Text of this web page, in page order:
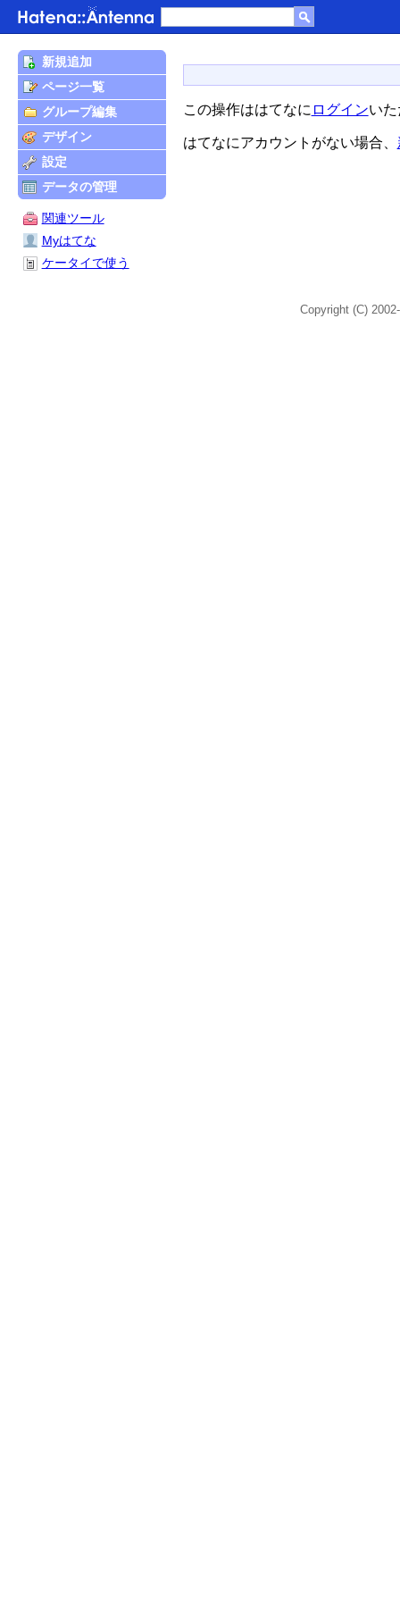
この操作ははてなに ログインい
はてなにアカウントがない場合、
新規追加
ページ一覧
グループ編集
デザイン
設定
データの管理
関連ツール
Myはてな
ケータイで使う
Copyright (C)